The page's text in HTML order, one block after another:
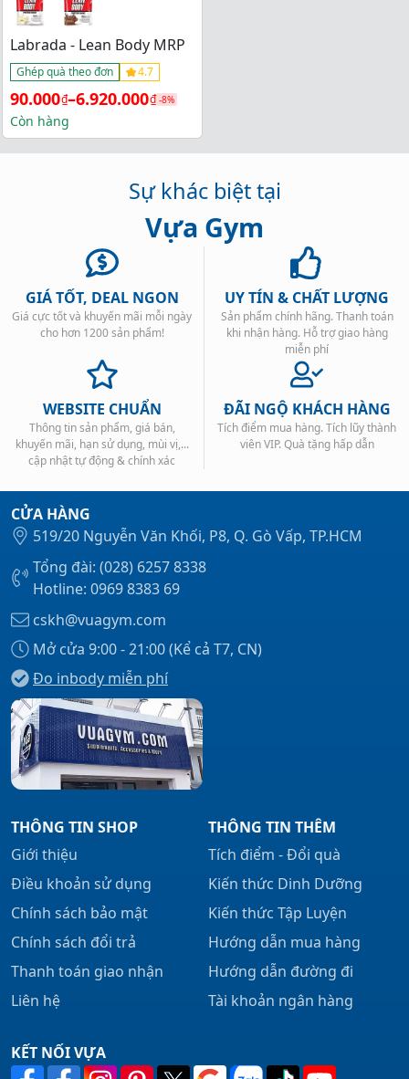
Labrada - Lean Body MRP
Ghép quà theo đơn 4.7
90.000₫–6.920.000₫
Khoảng
giá:
-8%
Còn hàng
Sự khác biệt tại
Vựa Gym
GIÁ TỐT, DEAL NGON
Giá cực tốt và khuyến mãi mỗi ngày
cho hơn 1200 sản phẩm!
UY TÍN & CHẤT LƯỢNG
Sản phẩm chính hãng. Thanh toán
khi nhận hàng. Hỗ trợ giao hàng
miễn phí
WEBSITE CHUẨN
Thông tin sản phẩm, giá bán,
khuyến mãi, hạn sử dụng, mùi vị,...
cập nhật tự động & chính xác
ĐÃI NGỘ KHÁCH HÀNG
Tích điểm mua hàng. Tích lũy thành
viên VIP. Quà tặng hấp dẫn
CỬA HÀNG
519/20 Nguyễn Văn Khối, P8, Q. Gò Vấp, TP.HCM
Tổng đài: (028) 6257 8338
Hotline: 0969 8383 69
cskh@vuagym.com
Mở cửa 9:00 - 21:00 (Kể cả T7, CN)
Đo inbody miễn phí
THÔNG TIN SHOP
Giới thiệu
Điều khoản sử dụng
Chính sách bảo mật
Chính sách đổi trả
Thanh toán giao nhận
Liên hệ
THÔNG TIN THÊM
Tích điểm - Đổi quà
Kiến thức Dinh Dưỡng
Kiến thức Tập Luyện
Hướng dẫn mua hàng
Hướng dẫn đường đi
Tài khoản ngân hàng
KẾT NỐI VỰA